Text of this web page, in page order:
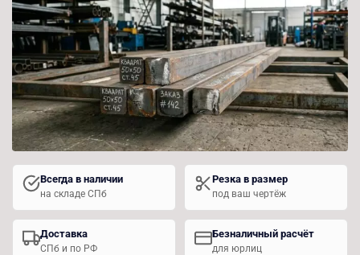
Всегда в наличии
на складе СПб
Резка в размер
под ваш чертёж
Доставка
СПб и по РФ
Безналичный расчёт
для юрлиц